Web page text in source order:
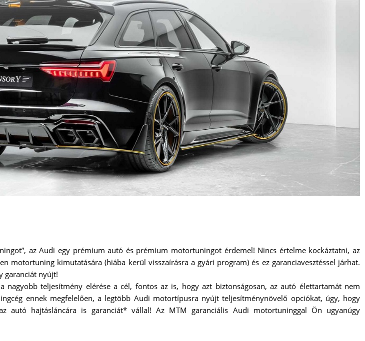
az Audi egy prémium autó és prémium motortuningot érdemel! Nincs értelme kockáztatni, az
motortuning kimutatására (hiába kerül visszaírásra a gyári program) és ez garanciavesztéssel járhat.
garanciát nyújt!
nagyobb teljesítmény elérése a cél, fontos az is, hogy azt biztonságosan, az autó élettartamát nem
ennek megfelelően, a legtöbb Audi motortípusra nyújt teljesítménynövelő opciókat, úgy, hogy
autó hajtásláncára is garanciát* vállal! Az MTM garanciális Audi motortuninggal Ön ugyanúgy